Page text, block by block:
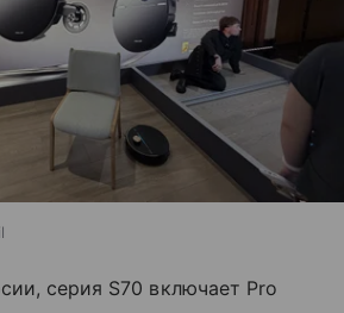
серия S70 включает Pro